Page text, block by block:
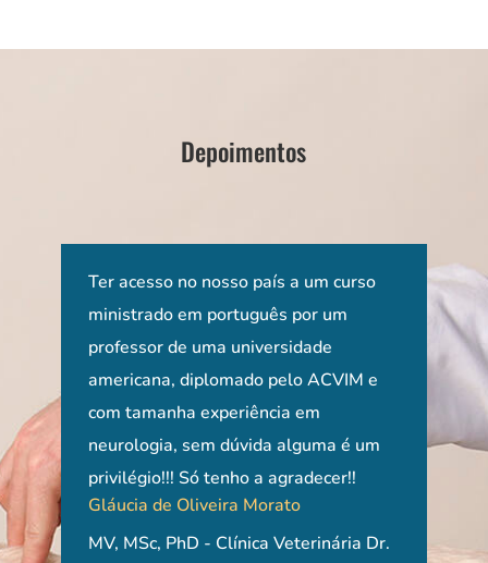
Depoimentos
Ter acesso no nosso país a um curso
ministrado em português por um
professor de uma universidade
americana, diplomado pelo ACVIM e
com tamanha experiência em
neurologia, sem dúvida alguma é um
privilégio!!! Só tenho a agradecer!!
Gláucia de Oliveira Morato
MV, MSc, PhD - Clínica Veterinária Dr.
Os